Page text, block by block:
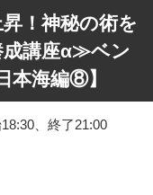
！神秘の術を
講座α≫ベン
本海編⑧】
、終了21:00